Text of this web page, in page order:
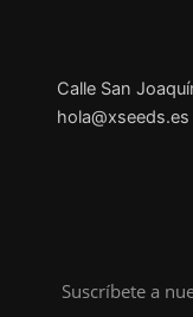
Calle San
hola@xseeds.es
Suscríbete a